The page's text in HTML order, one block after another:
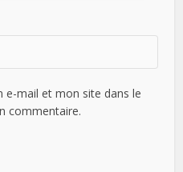
e-mail et mon site dans le
commentaire.